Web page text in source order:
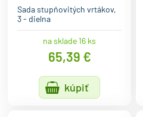
Sada stupňovitých vrtákov,
3 - dielna
na sklade 16 ks
65,39 €
kúpiť